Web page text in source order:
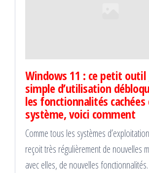
Windows 11 : ce petit
simple d’utilisation
les fonctionnalités cachées
système, voici comment
Comme tous les systèmes
reçoit très régulièrement de nouvelles
avec elles, de nouvelles